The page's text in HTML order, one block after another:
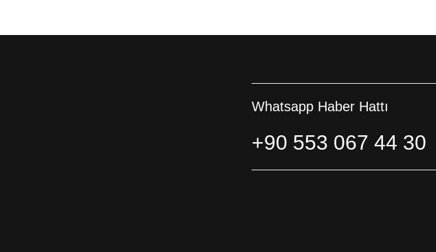
Whatsapp Haber Hattı
+90 553 067 44 30